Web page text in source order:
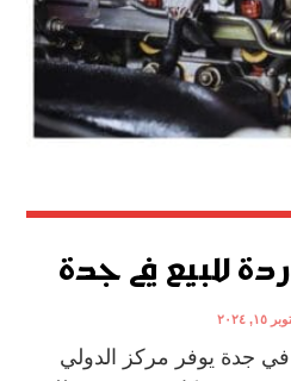
للبيع في جدة
١٥, ٢٠٢٤
في جدة يوفر مركز الدولي